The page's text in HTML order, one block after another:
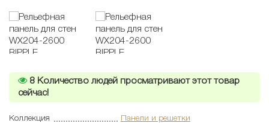
8 Количество людей просматривают этот товар
сейчас!
Коллекция
Панели и решетки